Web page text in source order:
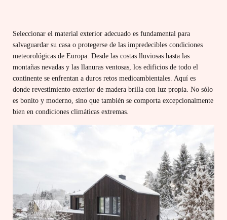
Seleccionar el material exterior adecuado es fundamental para
salvaguardar su casa o protegerse de las impredecibles condiciones
meteorológicas de Europa. Desde las costas lluviosas hasta las
montañas nevadas y las llanuras ventosas, los edificios de todo el
continente se enfrentan a duros retos medioambientales. Aquí es
donde revestimiento exterior de madera brilla con luz propia. No sólo
es bonito y moderno, sino que también se comporta excepcionalmente
bien en condiciones climáticas extremas.